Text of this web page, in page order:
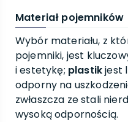
Materiał pojemników
Wybór materiału, z
pojemniki, jest
i estetykę; plastikjest
odporny na
zwłaszcza ze stali
wysoką odpornością.